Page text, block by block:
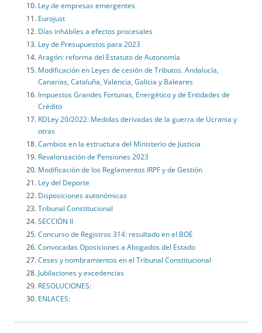
Ley de empresas emergentes
Eurojust
Días inhábiles a efectos procesales
Ley de Presupuestos para 2023
Aragón: reforma del Estatuto de Autonomía
Modificación en Leyes de cesión de Tributos. Andalucía,
Canarias, Cataluña, Valencia, Galicia y Baleares
Impuestos Grandes Fortunas, Energético y de Entidades de
Crédito
RDLey 20/2022: Medidas derivadas de la guerra de Ucrania y
otras
Cambios en la estructura del Ministerio de Justicia
Revalorización de Pensiones 2023
Modificación de los Reglamentos IRPF y de Gestión
Ley del Deporte
Disposiciones autonómicas
Tribunal Constitucional
SECCIÓN II
Concurso de Registros 314: resultado en el BOE
Convocadas Oposiciones a Abogados del Estado
Ceses y nombramientos en el Tribunal Constitucional
Jubilaciones y excedencias
RESOLUCIONES:
ENLACES: